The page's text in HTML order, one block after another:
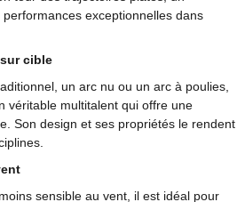
exceptionnelles dans
cible
un arc nu ou un arc à poulies,
véritable multitalent qui offre une
Son design et ses propriétés le rendent
sensible au vent, il est idéal pour